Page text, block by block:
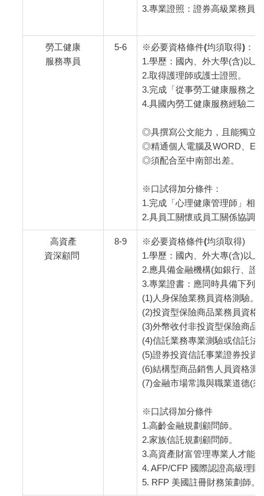
3.專業證照：證券高級業務員
勞工健康
服務專員
5-6
※必要資格條件(均須取得)：
1.學歷：國內、外大學(含)以
2.取得護理師或護士證照。
3.完成「從事勞工健康服務之
4.具國內勞工健康服務經驗二
◎具撰寫公文能力，且能獨立
◎精通個人電腦及WORD、
◎須配合至中南部出差。
※口試得加分條件：
1.完成「心理健康管理師」相
2.具員工關懷或員工關係協調
高資產
資深顧問
8-9 ※必要資格條件(均須取得)
1.學歷：國內、外大專(含)以
2.應具備金融機構(如銀行、證
3.專業證書：應同時具備下列
(1)人身保險業務員資格測驗。
(2)投資型保險商品業務員資格
(3)外幣收付非投資型保險商品
(4)信託業務專業測驗或信託法
(5)證券投資信託事業證券投
(6)結構型商品銷售人員資格
(7)金融市場常識與職業道德(
※口試得加分條件
1.高齡金融規劃顧問師。
2.家族信託規劃顧問師。
3.高資產財富管理專業人才能
4. AFP/CFP 國際認證高級理
5. RFP 美國註冊財務策劃師。